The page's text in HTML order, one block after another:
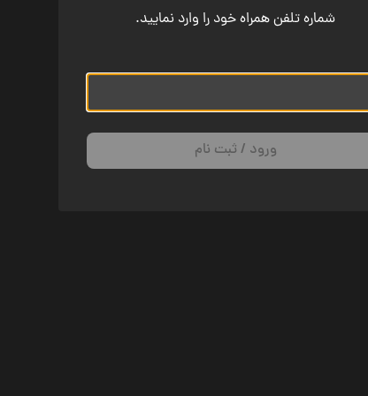
شماره تلفن همراه خود را وارد نمایید.
ورود / ثبت نام